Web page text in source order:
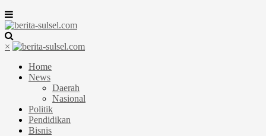
×
Home
News
Daerah
Nasional
Politik
Pendidikan
Bisnis